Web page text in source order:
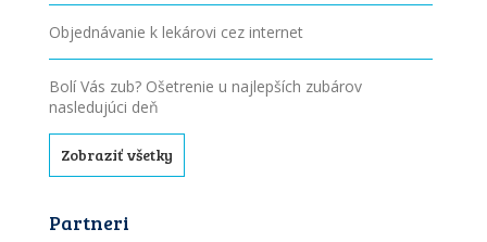
Objednávanie k lekárovi cez internet
Bolí Vás zub? Ošetrenie u najlepších zubárov
nasledujúci deň
Zobraziť všetky
Partneri